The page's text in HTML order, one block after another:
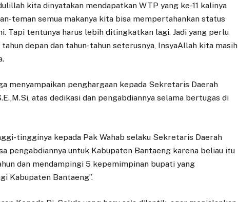
kita dinyatakan mendapatkan WTP yang ke-11 kalinya
teman semua makanya kita bisa mempertahankan status
Tapi tentunya harus lebih ditingkatkan lagi. Jadi yang perlu
depan dan tahun-tahun seterusnya, InsyaAllah kita masih
menyampaikan penghargaan kepada Sekretaris Daerah
atas dedikasi dan pengabdiannya selama bertugas di
tingginya kepada Pak Wahab selaku Sekretaris Daerah
pengabdiannya untuk Kabupaten Bantaeng karena beliau itu
dan mendampingi 5 kepemimpinan bupati yang
Kabupaten Bantaeng”.